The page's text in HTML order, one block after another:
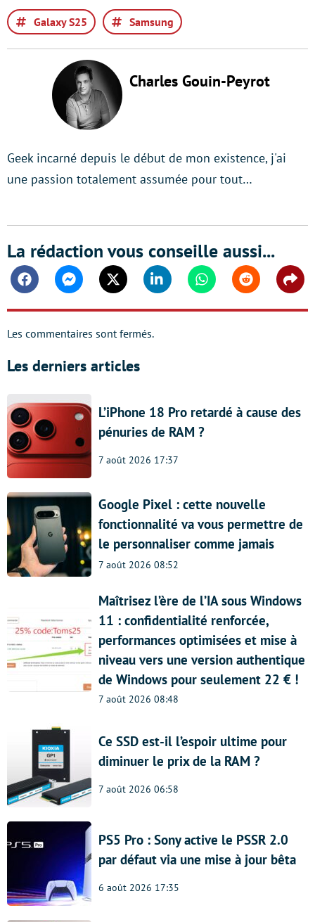
Galaxy S25 Samsung
Charles Gouin-Peyrot
Geek incarné depuis le début de mon existence, j'ai
une passion totalement assumée pour tout…
La rédaction vous conseille aussi...
FacebookMessengerTwitter Linkedin WhatsappReddit
Les commentaires sont fermés.
Les derniers articles
L’iPhone 18 Pro retardé à cause des
pénuries de RAM ?
7 août 2026 17:37
Google Pixel : cette nouvelle
fonctionnalité va vous permettre de
le personnaliser comme jamais
7 août 2026 08:52
Maîtrisez l’ère de l’IA sous Windows
11 : confidentialité renforcée,
performances optimisées et mise à
niveau vers une version authentique
de Windows pour seulement 22 € !
7 août 2026 08:48
Ce SSD est-il l’espoir ultime pour
diminuer le prix de la RAM ?
7 août 2026 06:58
PS5 Pro : Sony active le PSSR 2.0
par défaut via une mise à jour bêta
6 août 2026 17:35